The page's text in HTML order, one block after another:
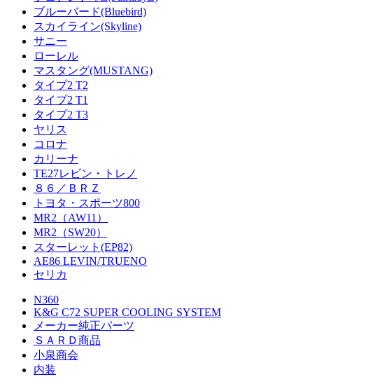
ブルーバード(Bluebird)
スカイライン(Skyline)
サニー
ローレル
マスタング(MUSTANG)
タイプ2 T2
タイプ2 T1
タイプ2 T3
ヤリス
コロナ
カリーナ
TE27レビン・トレノ
８６／ＢＲＺ
トヨタ・スポーツ800
MR2（AW11）
MR2（SW20）
スターレット(EP82)
AE86 LEVIN/TRUENO
セリカ
N360
K&G C72 SUPER COOLING SYSTEM
メーカー純正パーツ
ＳＡＲＤ商品
小泉商会
内装